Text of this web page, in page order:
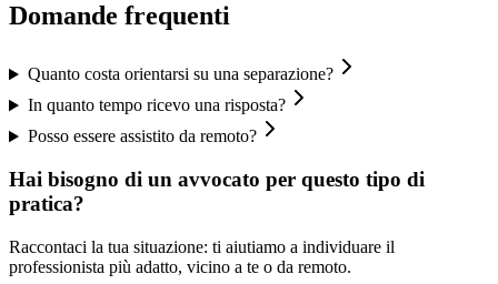
Domande frequenti
Quanto costa orientarsi su una separazione?
In quanto tempo ricevo una risposta?
Posso essere assistito da remoto?
Hai bisogno di un avvocato per questo tipo di
pratica?
Raccontaci la tua situazione: ti aiutiamo a individuare il
professionista più adatto, vicino a te o da remoto.